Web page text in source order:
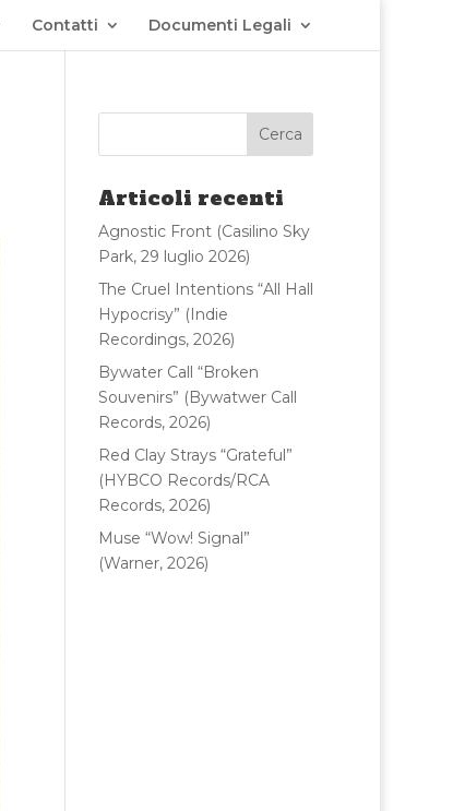
Contatti Documenti Legali
Articoli recenti
Agnostic Front (Casilino Sky
Park, 29 luglio 2026)
The Cruel Intentions “All Hall
Hypocrisy” (Indie
Recordings, 2026)
Bywater Call “Broken
Souvenirs” (Bywatwer Call
Records, 2026)
Red Clay Strays “Grateful”
(HYBCO Records/RCA
Records, 2026)
Muse “Wow! Signal”
(Warner, 2026)